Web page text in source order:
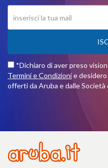
*Dichiaro di aver preso
Termini e Condizionie
offerti da Aruba e dalle Società